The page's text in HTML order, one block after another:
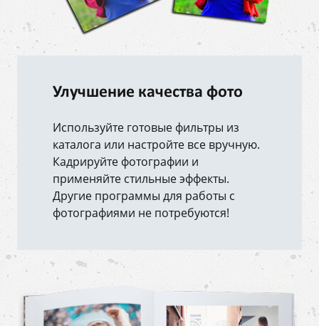
Улучшение качества фото
Используйте готовые фильтры из
каталога или настройте все вручную.
Кадрируйте фотографии и
применяйте стильные эффекты.
Другие программы для работы с
фотографиями не потребуются!